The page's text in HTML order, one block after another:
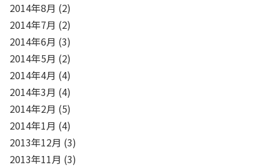
2014年8月 (2)
2014年7月 (2)
2014年6月 (3)
2014年5月 (2)
2014年4月 (4)
2014年3月 (4)
2014年2月 (5)
2014年1月 (4)
2013年12月 (3)
2013年11月 (3)